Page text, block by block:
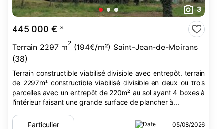
3
445 000 € *
Terrain 2297 m2 (194€/m²) Saint-Jean-de-Moirans
(38)
Terrain constructible viabilisé divisible avec entrepôt. terrain
de 2297m² constructible viabilisé divisible en deux ou trois
parcelles avec un entrepôt de 220m² au sol ayant 4 boxes à
l'intérieur faisant une grande surface de plancher à...
Particulier 05/08/2026